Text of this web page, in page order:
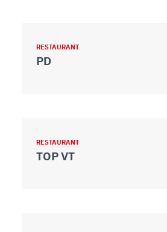
RESTAURANT
PD
RESTAURANT
TOP VT